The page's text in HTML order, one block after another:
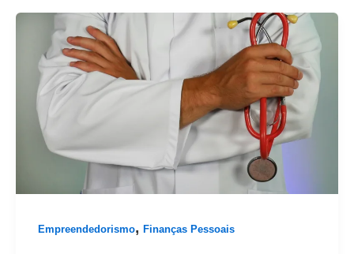
Empreendedorismo, Finanças Pessoais